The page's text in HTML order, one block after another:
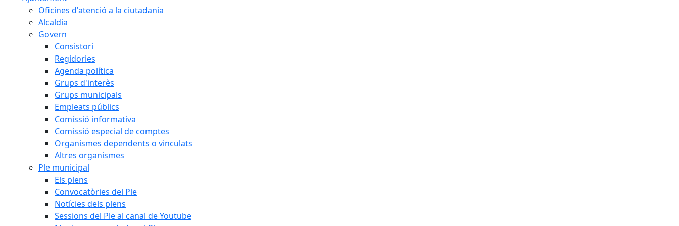
Oficines d'atenció a la ciutadania
Alcaldia
Govern
Consistori
Regidories
Agenda política
Grups d'interès
Grups municipals
Empleats públics
Comissió informativa
Comissió especial de comptes
Organismes dependents o vinculats
Altres organismes
Ple municipal
Els plens
Convocatòries del Ple
Notícies dels plens
Sessions del Ple al canal de Youtube